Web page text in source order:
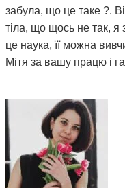
забула, що це таке ?.
тіла, що щось не так, я
це наука, її можна
Мітя за вашу працю і